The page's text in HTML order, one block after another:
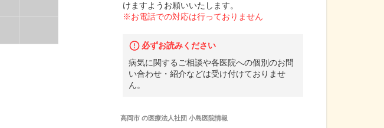
けますようお願いいたします。
※お電話での対応は行っておりません
必ずお読みください
病気に関するご相談や各医院への個別のお問
い合わせ・紹介などは受け付けておりませ
ん。
高岡市の医療法人社団 小島医院情報